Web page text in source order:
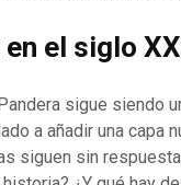
el siglo
sigue siendo
a añadir una capa
siguen sin